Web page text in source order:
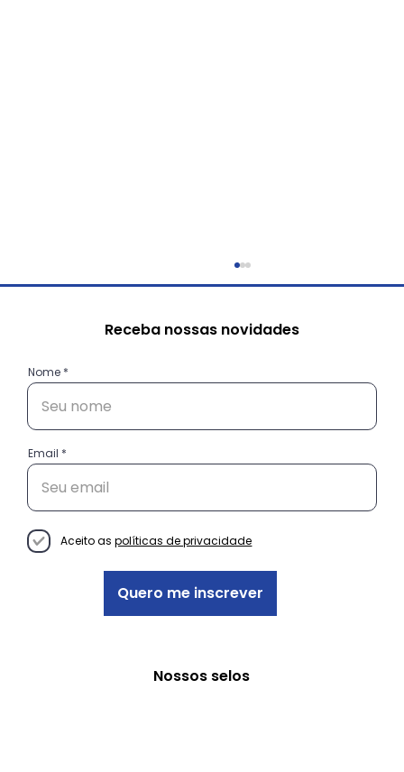
Conheça as histórias das
Receba nossas novidades
Nome
Email
Aceito as políticas de privacidade
Quero me inscrever
Nossos selos